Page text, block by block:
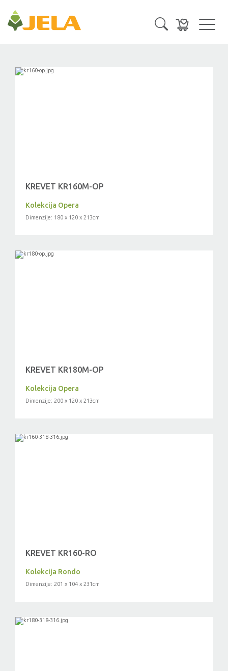
KREVET KR160M-OP
Kolekcija Opera
Dimenzije: 180 x 120 x 213cm
KREVET KR180M-OP
Kolekcija Opera
Dimenzije: 200 x 120 x 213cm
KREVET KR160-RO
Kolekcija Rondo
Dimenzije: 201 x 104 x 231cm